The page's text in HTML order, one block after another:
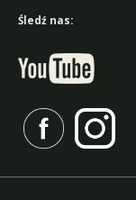
Śledź nas: